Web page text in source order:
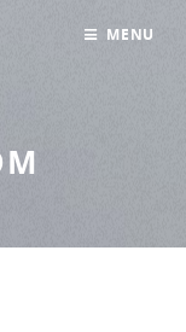
MENU